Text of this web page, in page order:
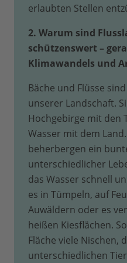
erlaubten Stellen
2. Warum sind
schützenswert –
Klimawandels und
Bäche und Flüsse
unserer Landschaft.
Hochgebirge mit den
Wasser mit dem
beherbergen ein
unterschiedlicher
das Wasser schnell
es in Tümpeln, auf
Auwäldern oder es
heißen Kiesflächen.
Fläche viele Nischen,
unterschiedlichen